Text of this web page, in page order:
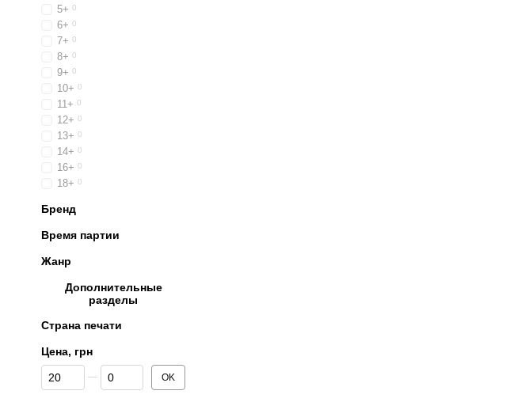
5+ 0
6+ 0
7+ 0
8+ 0
9+ 0
10+ 0
11+ 0
12+ 0
13+ 0
14+ 0
16+ 0
18+ 0
Бренд
Время партии
Жанр
Дополнительные
разделы
Страна печати
Цена, грн
От Цена, грн
До Цена, грн OK